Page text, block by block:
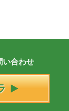
い合わせ